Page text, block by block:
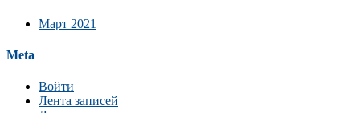
Март 2021
Meta
Войти
Лента записей